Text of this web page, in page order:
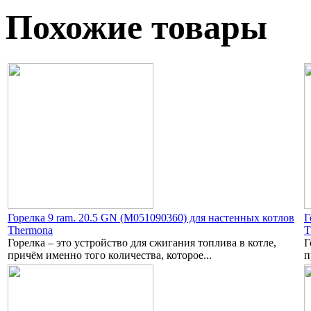
Похожие товары
Горелка 9 ram. 20.5 GN (M051090360) для настенных котлов
Thermona
Горелка – это устройство для сжигания топлива в котле,
причём именно того количества, которое...